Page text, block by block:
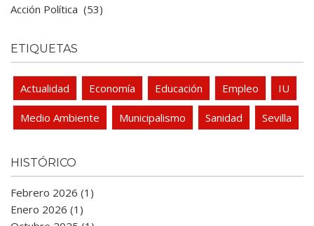
Acción Política (53)
ETIQUETAS
Actualidad Economía Educación Empleo IU
Medio Ambiente Municipalismo Sanidad Sevilla
HISTÓRICO
Febrero 2026 (1)
Enero 2026 (1)